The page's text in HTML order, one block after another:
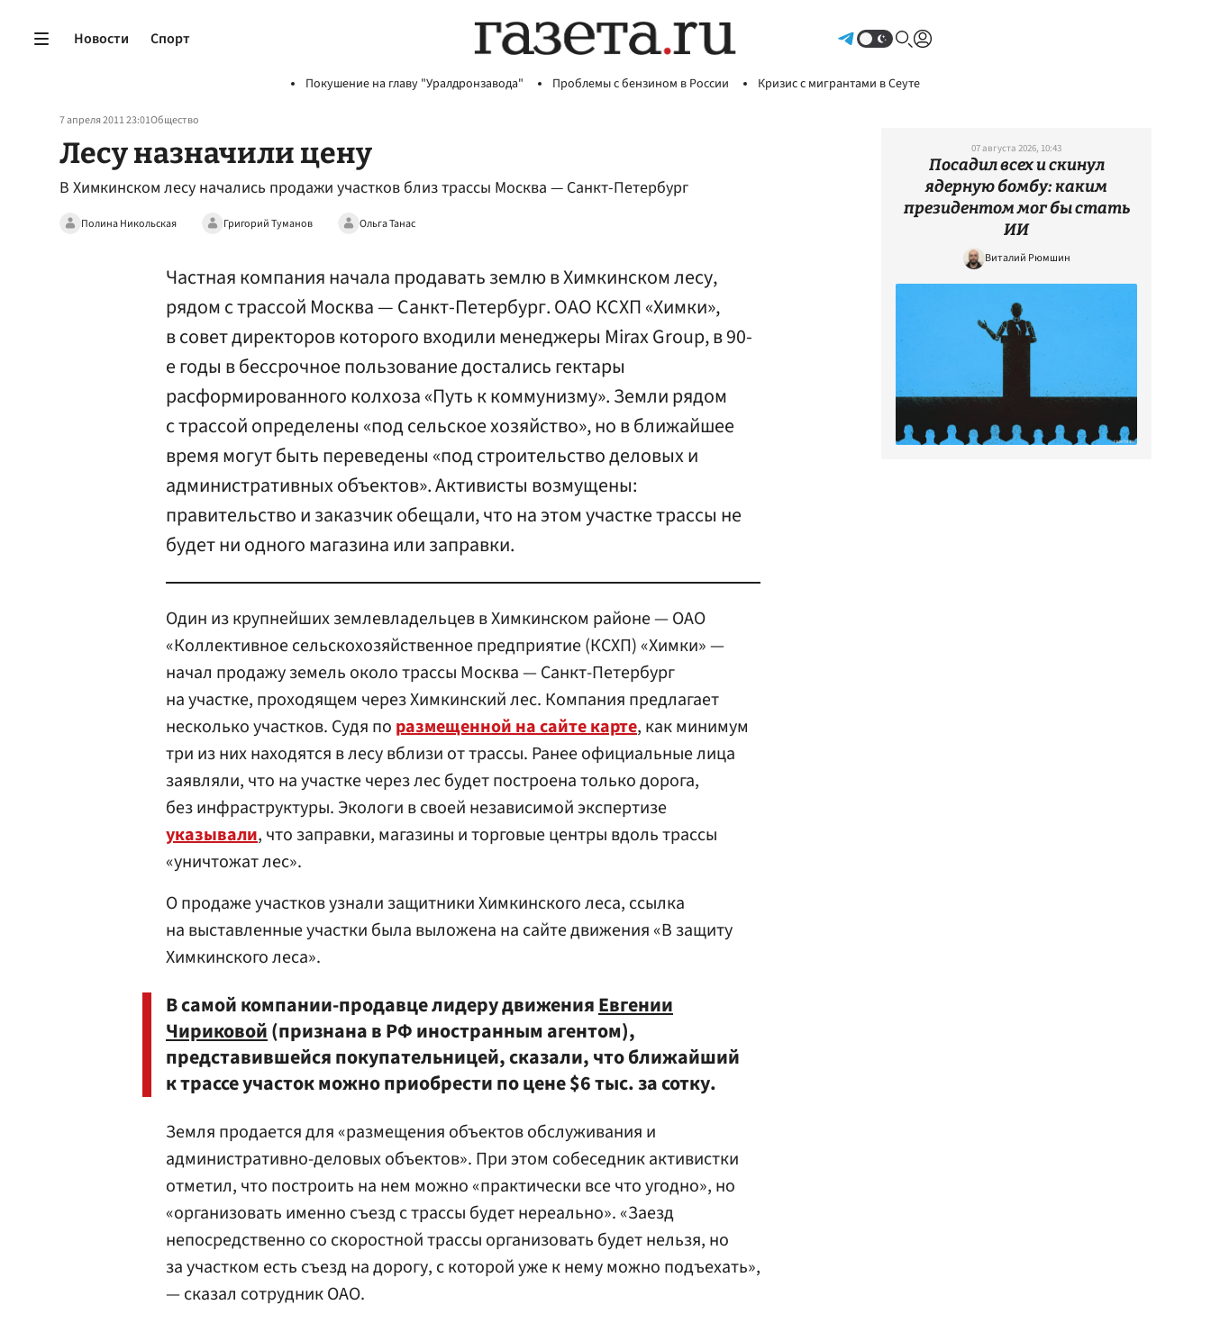
Новости Спорт
Покушение на главу "Уралдронзавода" Проблемы с бензином в России Кризис с мигрантами в Сеуте
7 апреля 2011 23:01Общество
Лесу назначили цену
В Химкинском лесу начались продажи участков близ трассы Москва — Санкт-Петербург
Полина Никольская Григорий Туманов Ольга Танас
Частная компания начала продавать землю в Химкинском лесу,
рядом с трассой Москва — Санкт-Петербург. ОАО КСХП «Химки»,
в совет директоров которого входили менеджеры Mirax Group, в 90-
е годы в бессрочное пользование достались гектары
расформированного колхоза «Путь к коммунизму». Земли рядом
с трассой определены «под сельское хозяйство», но в ближайшее
время могут быть переведены «под строительство деловых и
административных объектов». Активисты возмущены:
правительство и заказчик обещали, что на этом участке трассы не
будет ни одного магазина или заправки.
Один из крупнейших землевладельцев в Химкинском районе — ОАО
«Коллективное сельскохозяйственное предприятие (КСХП) «Химки» —
начал продажу земель около трассы Москва — Санкт-Петербург
на участке, проходящем через Химкинский лес. Компания предлагает
несколько участков. Судя по размещенной на сайте карте, как минимум
три из них находятся в лесу вблизи от трассы. Ранее официальные лица
заявляли, что на участке через лес будет построена только дорога,
без инфраструктуры. Экологи в своей независимой экспертизе
указывали, что заправки, магазины и торговые центры вдоль трассы
«уничтожат лес».
О продаже участков узнали защитники Химкинского леса, ссылка
на выставленные участки была выложена на сайте движения «В защиту
Химкинского леса».
В самой компании-продавце лидеру движенияЕвгении
Чириковой(признана в РФ иностранным агентом),
представившейся покупательницей, сказали, что ближайший
к трассе участок можно приобрести по цене $6 тыс. за сотку.
Земля продается для «размещения объектов обслуживания и
административно-деловых объектов». При этом собеседник активистки
отметил, что построить на нем можно «практически все что угодно», но
«организовать именно съезд с трассы будет нереально». «Заезд
непосредственно со скоростной трассы организовать будет нельзя, но
за участком есть съезд на дорогу, с которой уже к нему можно подъехать»,
— сказал сотрудник ОАО.
07 августа 2026, 10:43
Посадил всех и скинул
ядерную бомбу: каким
президентом мог бы стать
ИИ
Виталий Рюмшин